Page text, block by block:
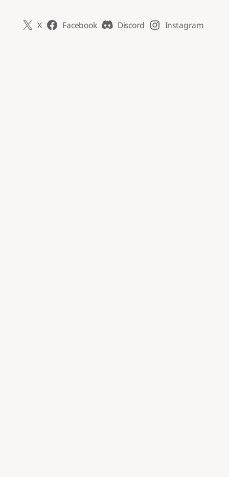
X Facebook Discord Instagram